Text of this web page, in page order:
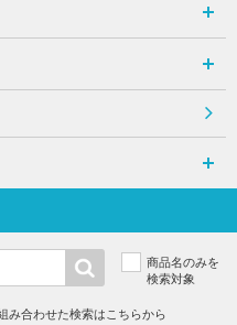
商品名のみを
検索対象
み合わせた検索はこちらから